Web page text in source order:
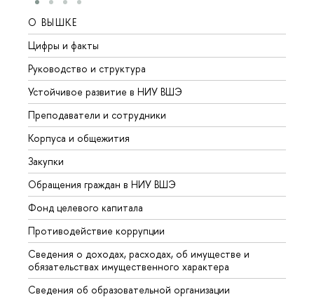
О ВЫШКЕ
Цифры и факты
Руководство и структура
Устойчивое развитие в НИУ ВШЭ
Преподаватели и сотрудники
Корпуса и общежития
Закупки
Обращения граждан в НИУ ВШЭ
Фонд целевого капитала
Противодействие коррупции
Сведения о доходах, расходах, об имуществе и
обязательствах имущественного характера
Сведения об образовательной организации